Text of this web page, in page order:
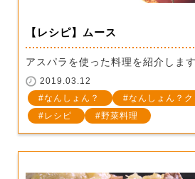
【レシピ】ムース
アスパラを使った料理を紹介します
2019.03.12
なんしょん？
なんしょん？
レシピ
野菜料理